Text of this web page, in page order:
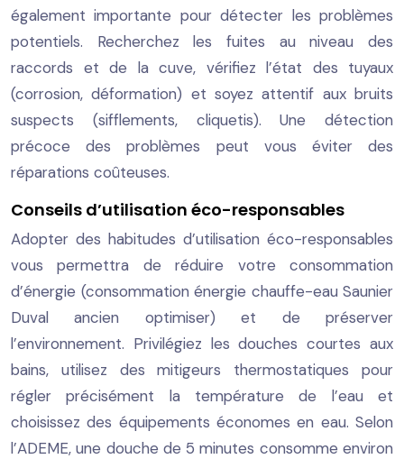
également importante pour détecter les problèmes
potentiels. Recherchez les fuites au niveau des
raccords et de la cuve, vérifiez l’état des tuyaux
(corrosion, déformation) et soyez attentif aux bruits
suspects (sifflements, cliquetis). Une détection
précoce des problèmes peut vous éviter des
réparations coûteuses.
Conseils d’utilisation éco-responsables
Adopter des habitudes d’utilisation éco-responsables
vous permettra de réduire votre consommation
d’énergie (consommation énergie chauffe-eau Saunier
Duval ancien optimiser) et de préserver
l’environnement. Privilégiez les douches courtes aux
bains, utilisez des mitigeurs thermostatiques pour
régler précisément la température de l’eau et
choisissez des équipements économes en eau. Selon
l’ADEME, une douche de 5 minutes consomme environ